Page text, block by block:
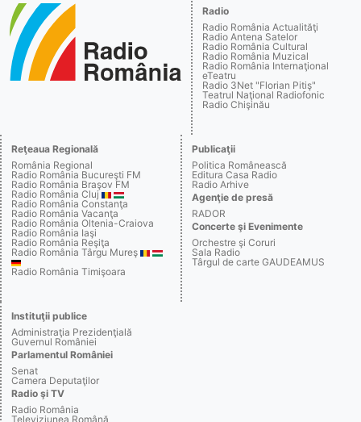
Radio
Radio România Actualităţi
Radio Antena Satelor
Radio România Cultural
Radio România Muzical
Radio România Internaţional
eTeatru
Radio 3Net "Florian Pitiş"
Teatrul Naţional Radiofonic
Radio Chişinău
Reţeaua Regională
România Regional
Radio România Bucureşti FM
Radio România Braşov FM
Radio România Cluj
Radio România Constanţa
Radio România Vacanţa
Radio România Oltenia-Craiova
Radio România Iaşi
Radio România Reşiţa
Radio România Târgu Mureş
Radio România Timişoara
Publicaţii
Politica Românească
Editura Casa Radio
Radio Arhive
Agenţie de presă
RADOR
Concerte şi Evenimente
Orchestre şi Coruri
Sala Radio
Târgul de carte GAUDEAMUS
Instituţii publice
Administraţia Prezidenţială
Guvernul României
Parlamentul României
Senat
Camera Deputaţilor
Radio şi TV
Radio România
Televiziunea Română